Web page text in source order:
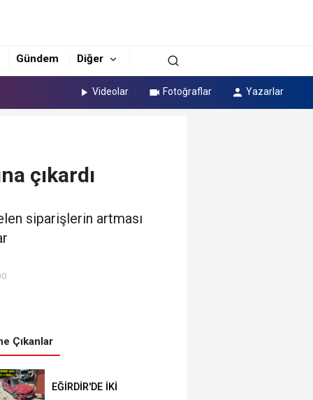
Gündem Diğer
Videolar Fotoğraflar Yazarlar
çıkardı
siparişlerin artması
Çıkanlar
EĞİRDİR'DE İKİ